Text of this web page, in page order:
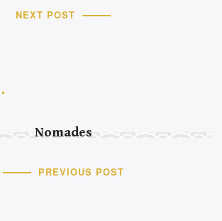
NEXT POST
Nomades
PREVIOUS POST